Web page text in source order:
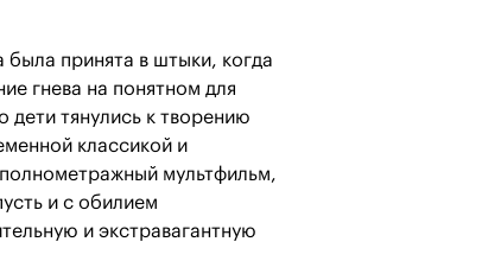
была принята в штыки, когда
гнева на понятном для
тянулись к творению
классикой и
мультфильм,
и с обилием
и экстравагантную